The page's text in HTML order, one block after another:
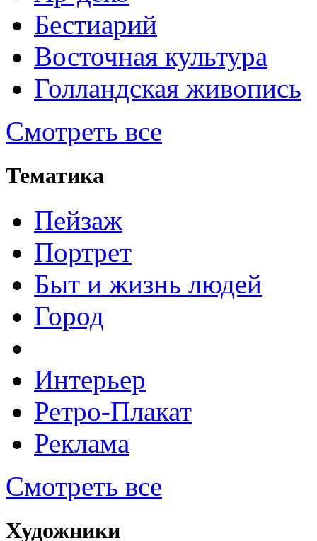
Бестиарий
Восточная культура
Голландская живопись
Смотреть все
Тематика
Пейзаж
Портрет
Быт и жизнь людей
Город
Интерьер
Ретро-Плакат
Реклама
Смотреть все
Художники